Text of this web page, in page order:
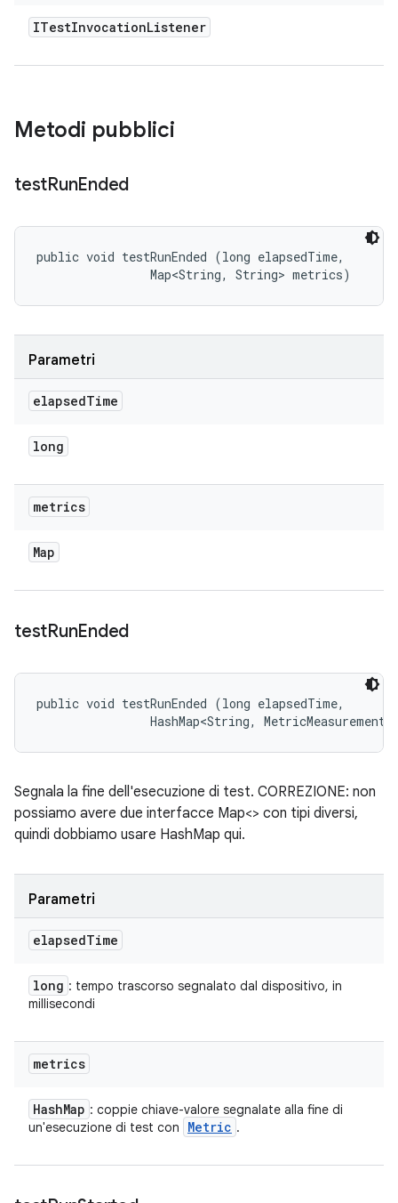
ITestInvocationListener
Metodi pubblici
testRunEnded
public void testRunEnded (long elapsedTime,
                Map<String, String> metrics)
Parametri
elapsedTime
long
metrics
Map
testRunEnded
public void testRunEnded (long elapsedTime,
HashMap<String,
Segnala la fine dell'esecuzione di test. CORREZIONE: non
possiamo avere due interfacce Map<> con tipi diversi,
quindi dobbiamo usare HashMap qui.
Parametri
elapsedTime
long : tempo trascorso segnalato dal dispositivo, in
millisecondi
metrics
HashMap : coppie chiave-valore segnalate alla fine di
un'esecuzione di test con
Metric .